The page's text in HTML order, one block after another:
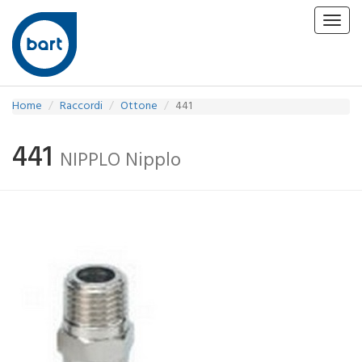
Home Raccordi Ottone 441
441 NIPPLO Nipplo